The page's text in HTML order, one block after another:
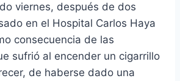
viernes, después de dos
en el Hospital Carlos Haya
consecuencia de las
sufrió al encender un cigarrillo
de haberse dado una